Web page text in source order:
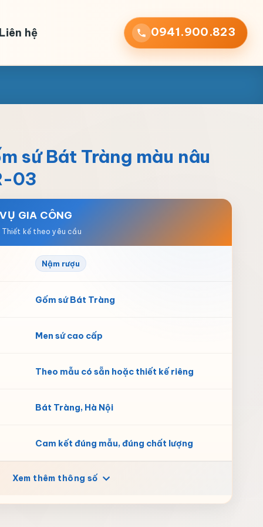
hệ 0941.900.823
sứ Bát Tràng màu nâu
03
GIA CÔNG
Nậm rượu
Gốm sứ Bát Tràng
Men sứ cao cấp
Theo mẫu có sẵn hoặc thiết kế riêng
Bát Tràng, Hà Nội
Cam kết đúng mẫu, đúng chất lượng
Xem thêm thông số